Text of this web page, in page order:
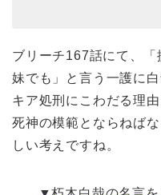
ブリーチ167話にて、
妹でも」と言う一護に
キア処刑にこわだる理
死神の模範とならねば
しい考えですね。